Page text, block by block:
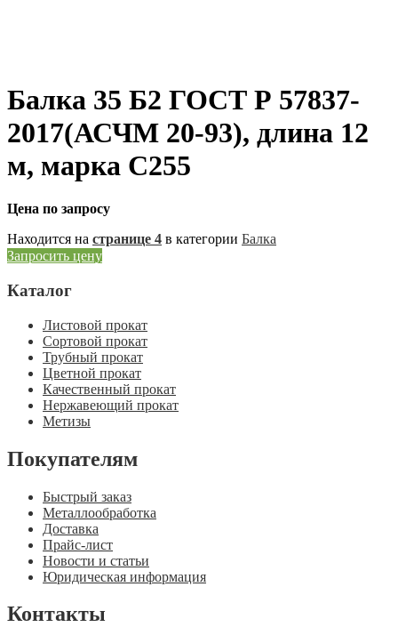
Балка 35 Б2 ГОСТ Р 57837-
2017(АСЧМ 20-93), длина 12
м, марка С255
Цена по запросу
Находится на странице 4 в категории Балка
Запросить цену
Каталог
Листовой прокат
Сортовой прокат
Трубный прокат
Цветной прокат
Качественный прокат
Нержавеющий прокат
Метизы
Покупателям
Быстрый заказ
Металлообработка
Доставка
Прайс-лист
Новости и статьи
Юридическая информация
Контакты